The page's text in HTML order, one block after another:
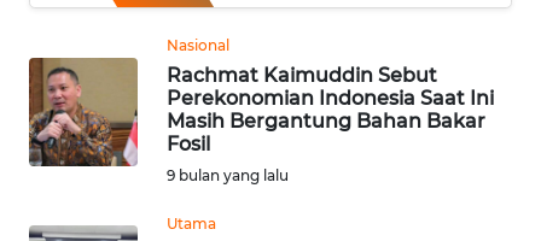
Nasional
Rachmat Kaimuddin Sebut
Perekonomian Indonesia Saat Ini
Masih Bergantung Bahan Bakar
Fosil
9 bulan yang lalu
Utama
SERBI
OPINI
Informasi
BERITA